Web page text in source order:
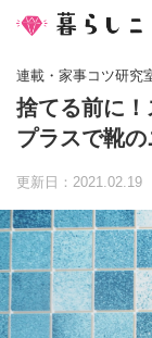
連載・家事コツ研究
捨てる前に
プラスで靴の
更新日：2021.02.19